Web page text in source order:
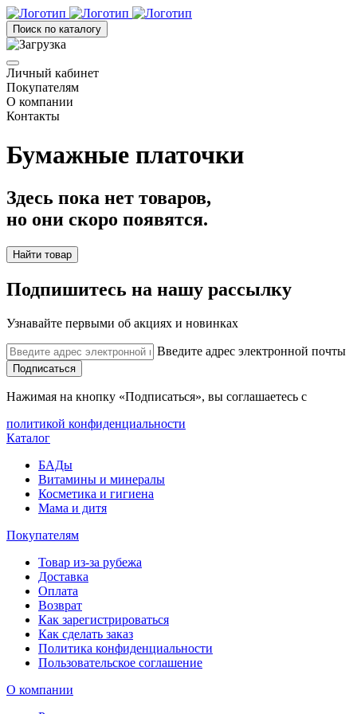
Поиск по каталогу
Личный кабинет
Покупателям
О компании
Контакты
Бумажные платочки
Здесь пока нет товаров,
но они скоро появятся.
Найти товар
Подпишитесь на нашу рассылку
Узнавайте первыми об акциях и новинках
Введите адрес электронной почты
Подписаться
Нажимая на кнопку «Подписаться», вы соглашаетесь с
политикой конфиденциальности
Каталог
БАДы
Витамины и минералы
Косметика и гигиена
Мама и дитя
Покупателям
Товар из-за рубежа
Доставка
Оплата
Возврат
Как зарегистрироваться
Как сделать заказ
Политика конфиденциальности
Пользовательское соглашение
О компании